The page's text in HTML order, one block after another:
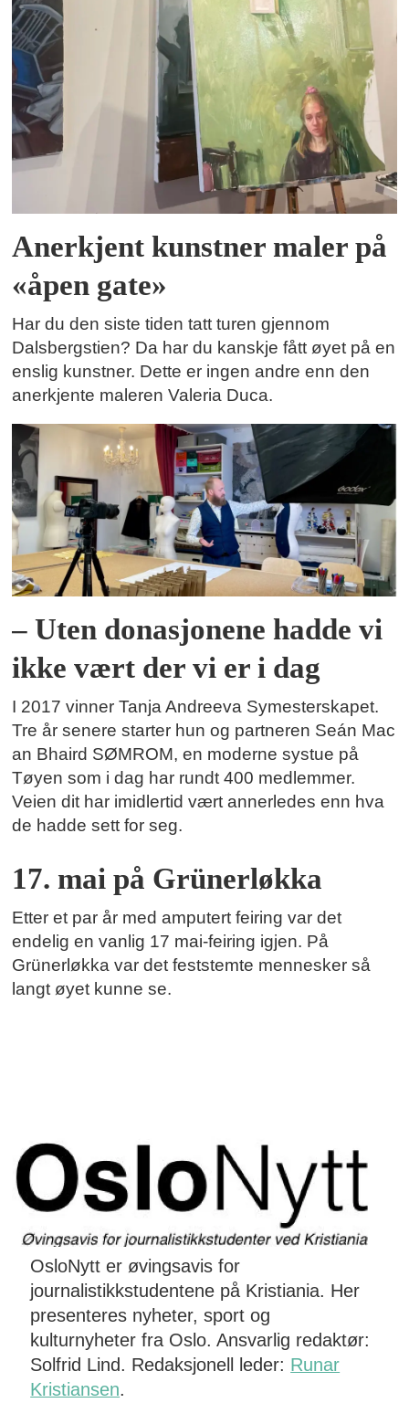
Anerkjent kunstner maler på
«åpen gate»
Har du den siste tiden tatt turen gjennom
Dalsbergstien? Da har du kanskje fått øyet på en
enslig kunstner. Dette er ingen andre enn den
anerkjente maleren Valeria Duca.
– Uten donasjonene hadde vi
ikke vært der vi er i dag
I 2017 vinner Tanja Andreeva Symesterskapet.
Tre år senere starter hun og partneren Seán Mac
an Bhaird SØMROM, en moderne systue på
Tøyen som i dag har rundt 400 medlemmer.
Veien dit har imidlertid vært annerledes enn hva
de hadde sett for seg.
17. mai på Grünerløkka
Etter et par år med amputert feiring var det
endelig en vanlig 17 mai-feiring igjen. På
Grünerløkka var det feststemte mennesker så
langt øyet kunne se.
OsloNytt er øvingsavis for
journalistikkstudentene på Kristiania. Her
presenteres nyheter, sport og
kulturnyheter fra Oslo. Ansvarlig redaktør:
Solfrid Lind. Redaksjonell leder: Runar
Kristiansen.